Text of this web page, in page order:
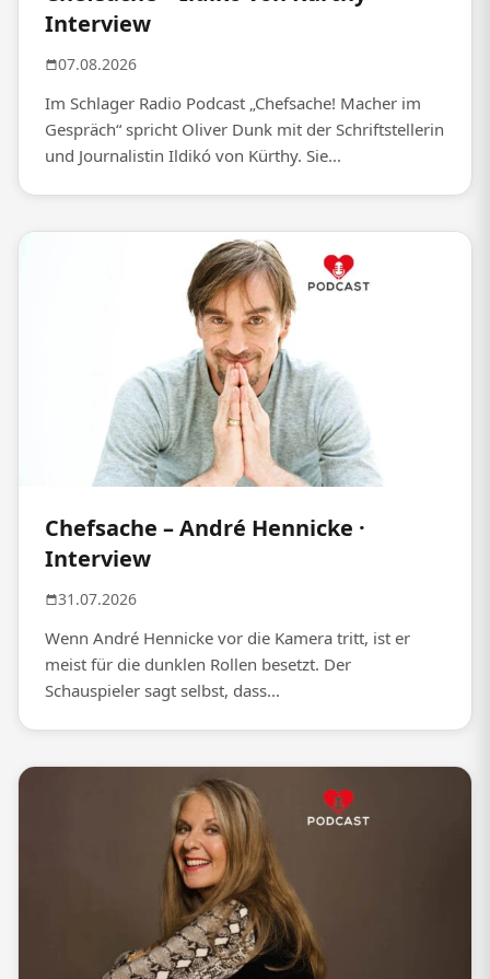
Interview
07.08.2026
Im Schlager Radio Podcast „Chefsache! Macher im
Gespräch“ spricht Oliver Dunk mit der Schriftstellerin
und Journalistin Ildikó von Kürthy. Sie...
Chefsache – André Hennicke ·
Interview
31.07.2026
Wenn André Hennicke vor die Kamera tritt, ist er
meist für die dunklen Rollen besetzt. Der
Schauspieler sagt selbst, dass...